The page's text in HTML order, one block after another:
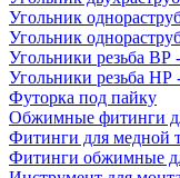
Угольник
Угольник
Угольники резьба ВР
Угольники резьба НР
Футорка под пайку
Обжимные фитинги
Фитинги для медной
Фитинги обжимные